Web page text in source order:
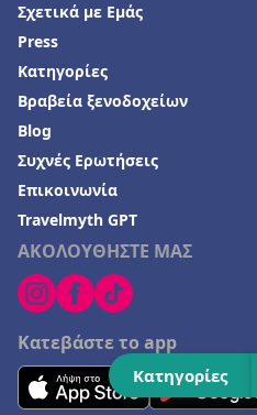
Κατηγορίες
ΑΚΟΛΟΥΘΗΣΤΕ ΜΑΣ
Κατεβάστε το app
Σχετικά με Εμάς
Press
Κατηγορίες
Βραβεία ξενοδοχείων
Blog
Συχνές Ερωτήσεις
Επικοινωνία
Travelmyth GPT